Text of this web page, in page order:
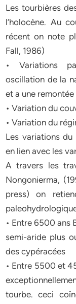
Les tourbières
l’holocène. Au
récent on note
Fall, 1986)
• Variations
oscillation de la
et a une
• Variation du
• Variation du
Les variations
en lien avec les
A travers les
Nongonierma,
press) on
• Entre 6500 ans
semi-aride plus
des cypéracées
• Entre 5500 et
tourbe. ceci